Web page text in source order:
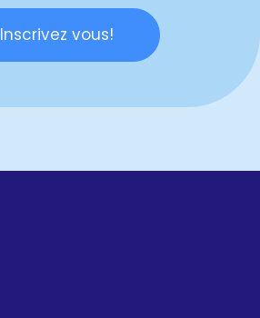
Inscrivez vous!